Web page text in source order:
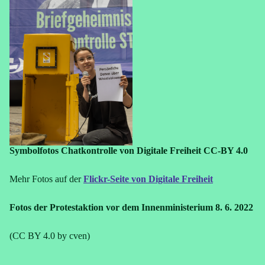
Symbolfotos Chatkontrolle von Digitale Freiheit CC-BY 4.0
Mehr Fotos auf derFlickr-Seite von Digitale Freiheit
Fotos der Protestaktion vor dem Innenministerium 8. 6. 2022
(CC BY 4.0 by cven)